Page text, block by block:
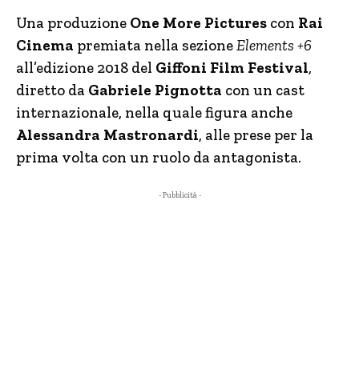
Una produzione One More Pictures con Rai
Cinema premiata nella sezioneElements +6
all’edizione 2018 del Giffoni Film Festival,
diretto da Gabriele Pignotta con un cast
internazionale, nella quale figura anche
Alessandra Mastronardi, alle prese per la
prima volta con un ruolo da antagonista.
- Pubblicità -